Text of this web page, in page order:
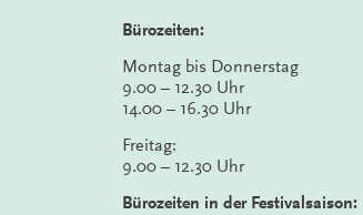
Bürozeiten:
Montag bis Donnerstag
9.00 – 12.30 Uhr
14.00 – 16.30 Uhr
Freitag:
9.00 – 12.30 Uhr
Bürozeiten in der Festivalsaison: